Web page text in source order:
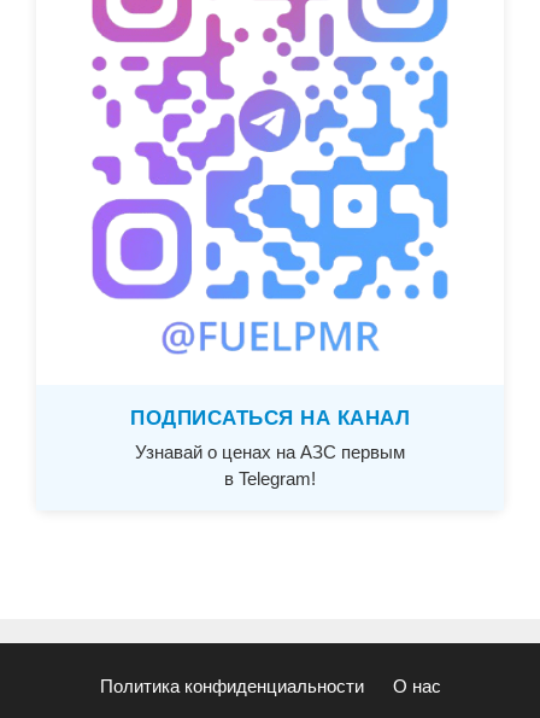
ПОДПИСАТЬСЯ НА КАНАЛ
Узнавай о ценах на АЗС первым
в Telegram!
Политика конфиденциальности О нас